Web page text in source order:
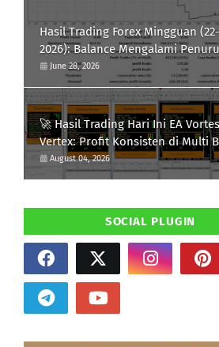
Hasil Trading Forex Mingguan
2026): Balance Mengalami
Saatnya Evaluasi Strategi
June 28, 2026
🚀 Hasil Trading Hari Ini EA
Vertex: Profit Konsisten di Multi
Siap Hadapi Volatilitas XAUUSD
August 04, 2026
SOCIAL PLUGIN